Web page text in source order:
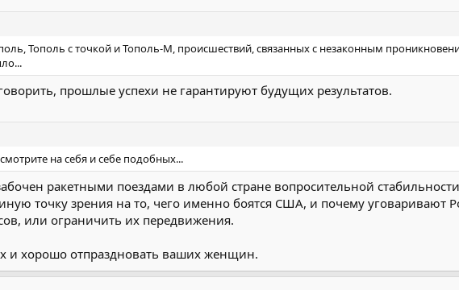
Тополь с точкой и Тополь-М, происшествий, связанных с незаконным
прошлые успехи не гарантируют будущих результатов.
на себя и себе подобных...
ракетными поездами в любой стране вопросительной
точку зрения на то, чего именно боятся США, и почему уговаривают
или ограничить их передвижения.
и хорошо отпраздновать ваших женщин.